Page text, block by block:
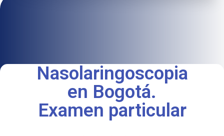
Nasolaringoscopia
en Bogotá.
Examen particular